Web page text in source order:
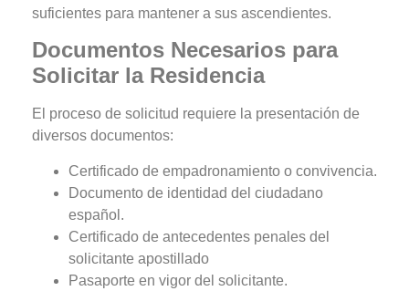
suficientes para mantener a sus ascendientes.
Documentos Necesarios para
Solicitar la Residencia
El proceso de solicitud requiere la presentación de
diversos documentos:
Certificado de empadronamiento o convivencia.
Documento de identidad del ciudadano
español.
Certificado de antecedentes penales del
solicitante apostillado
Pasaporte en vigor del solicitante.